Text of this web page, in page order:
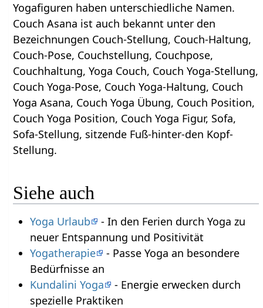
Yogafiguren haben unterschiedliche Namen.
Couch Asana ist auch bekannt unter den
Bezeichnungen Couch-Stellung, Couch-Haltung,
Couch-Pose, Couchstellung, Couchpose,
Couchhaltung, Yoga Couch, Couch Yoga-Stellung,
Couch Yoga-Pose, Couch Yoga-Haltung, Couch
Yoga Asana, Couch Yoga Übung, Couch Position,
Couch Yoga Position, Couch Yoga Figur, Sofa,
Sofa-Stellung, sitzende Fuß-hinter-den Kopf-
Stellung.
Siehe auch
Yoga Urlaub
- In den Ferien durch Yoga zu
neuer Entspannung und Positivität
Yogatherapie
- Passe Yoga an besondere
Bedürfnisse an
Kundalini Yoga
- Energie erwecken durch
spezielle Praktiken